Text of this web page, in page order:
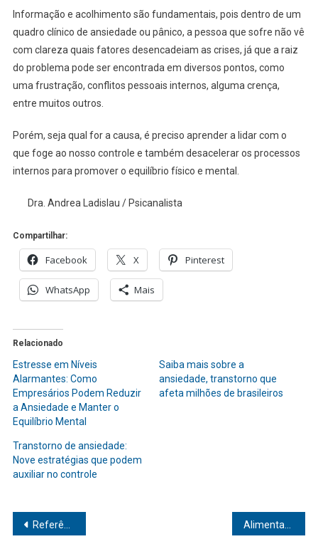
Informação e acolhimento são fundamentais, pois dentro de um
quadro clínico de ansiedade ou pânico, a pessoa que sofre não vê
com clareza quais fatores desencadeiam as crises, já que a raiz
do problema pode ser encontrada em diversos pontos, como
uma frustração, conflitos pessoais internos, alguma crença,
entre muitos outros.
Porém, seja qual for a causa, é preciso aprender a lidar com o
que foge ao nosso controle e também desacelerar os processos
internos para promover o equilíbrio físico e mental.
Dra. Andrea Ladislau / Psicanalista
Compartilhar:
Facebook X Pinterest
WhatsApp Mais
Relacionado
Estresse em Níveis
Alarmantes: Como
Empresários Podem Reduzir
a Ansiedade e Manter o
Equilíbrio Mental
Saiba mais sobre a
ansiedade, transtorno que
afeta milhões de brasileiros
Transtorno de ansiedade:
Nove estratégias que podem
auxiliar no controle
Navegação
Referência em contorno corporal, Dra. Narayana Serpa é especialista nas técnicas mais modernas e inovadoras da cirurgia plástica